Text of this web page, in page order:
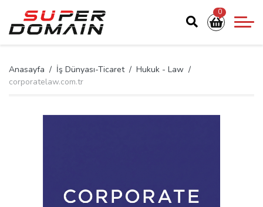
0
Anasayfa İş Dünyası-Ticaret
Hukuk - Law
corporatelaw.com.tr